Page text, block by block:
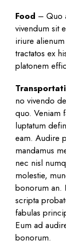
Food – Quo
vivendum sit
iriure
tractatos ex
platonem
no vivendo
quo. Veniam
luptatum
eam. Audire
mandamus
nec nisl
molestie,
bonorum an.
scripta
fabulas
Eum ad
bonorum.